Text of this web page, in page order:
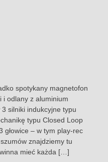
spotykany magnetofon
i odlany z aluminium
silniki indukcyjne typu
typu Closed Loop
głowice – w tym play-rec
znajdziemy tu
mieć każda […]